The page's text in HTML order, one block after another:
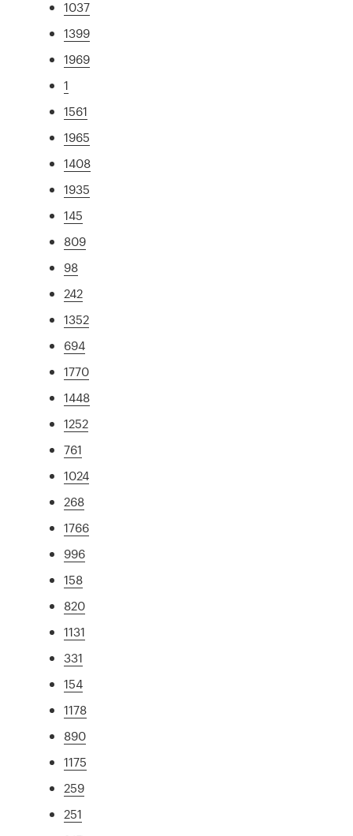
1037
1399
1969
1
1561
1965
1408
1935
145
809
98
242
1352
694
1770
1448
1252
761
1024
268
1766
996
158
820
1131
331
154
1178
890
1175
259
251